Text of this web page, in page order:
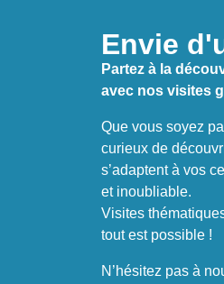
Envie
Partez à la
avec nos visites
Que vous soyez
curieux de
s’adaptent à vos
et inoubliable.
Visites
tout est possible !
N’hésitez pas à